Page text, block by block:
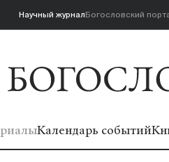
Научный журналБогословский
Календарь событий